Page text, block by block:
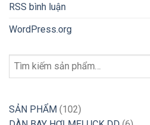
RSS bình luận
WordPress.org
Tìm
SẢN PHẨM 102102